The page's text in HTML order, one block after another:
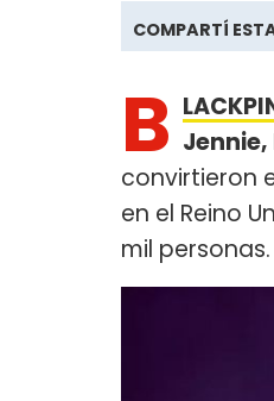
COMPARTÍ
B Jennie,
convirtieron
en el Reino
mil personas.